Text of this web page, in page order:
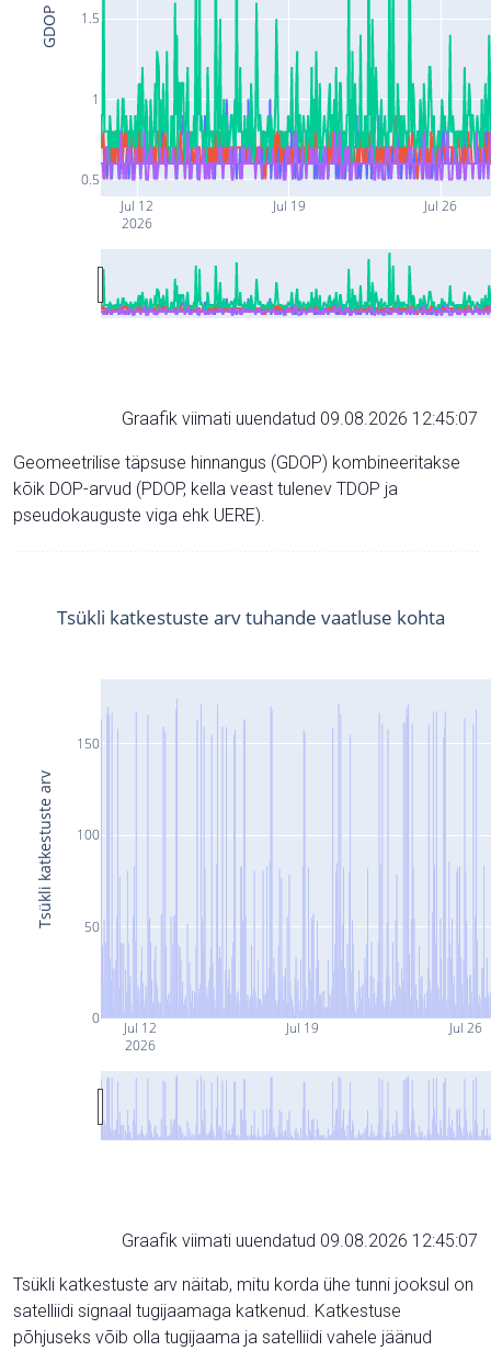
Jul 12
2026
Jul 19 Jul 26
0.5
1
1.5
GDOP
Graafik viimati uuendatud 09.08.2026 12:45:07
Geomeetrilise täpsuse hinnangus (GDOP) kombineeritakse
kõik DOP-arvud (PDOP, kella veast tulenev TDOP ja
pseudokauguste viga ehk UERE).
Jul 12
2026
Jul 19 Jul 26
0
50
100
150
Tsükli katkestuste arv tuhande vaatluse kohta
Tsükli katkestuste arv
Graafik viimati uuendatud 09.08.2026 12:45:07
Tsükli katkestuste arv näitab, mitu korda ühe tunni jooksul on
satelliidi signaal tugijaamaga katkenud. Katkestuse
põhjuseks võib olla tugijaama ja satelliidi vahele jäänud